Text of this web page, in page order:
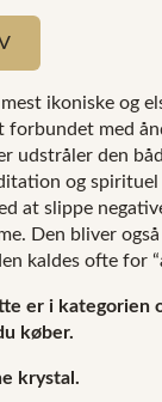
ikoniske og
med
udstråler den
og
at slippe
Den bliver
kaldes ofte for
er i
køber.
krystal.